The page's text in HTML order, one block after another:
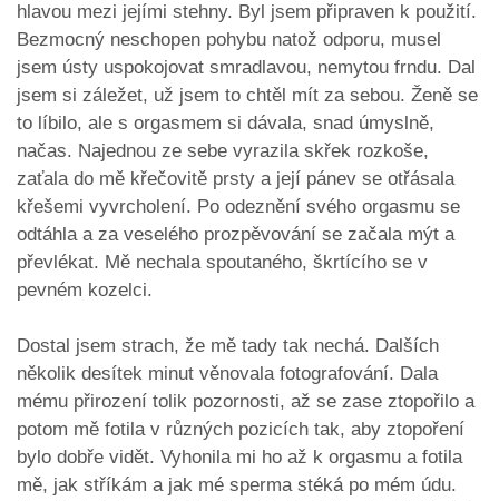
hlavou mezi jejími stehny. Byl jsem připraven k použití.
Bezmocný neschopen pohybu natož odporu, musel
jsem ústy uspokojovat smradlavou, nemytou frndu. Dal
jsem si záležet, už jsem to chtěl mít za sebou. Ženě se
to líbilo, ale s orgasmem si dávala, snad úmyslně,
načas. Najednou ze sebe vyrazila skřek rozkoše,
zaťala do mě křečovitě prsty a její pánev se otřásala
křešemi vyvrcholení. Po odeznění svého orgasmu se
odtáhla a za veselého prozpěvování se začala mýt a
převlékat. Mě nechala spoutaného, škrtícího se v
pevném kozelci.
Dostal jsem strach, že mě tady tak nechá. Dalších
několik desítek minut věnovala fotografování. Dala
mému přirození tolik pozornosti, až se zase ztopořilo a
potom mě fotila v různých pozicích tak, aby ztopoření
bylo dobře vidět. Vyhonila mi ho až k orgasmu a fotila
mě, jak stříkám a jak mé sperma stéká po mém údu.